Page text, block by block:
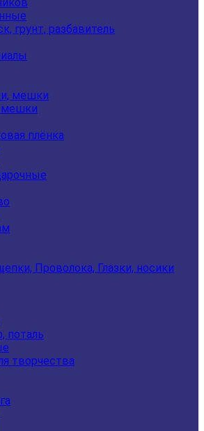
грунт, разбавитель
мешки
плёнка
Проволока, Глазки, носики
поталь
творчества